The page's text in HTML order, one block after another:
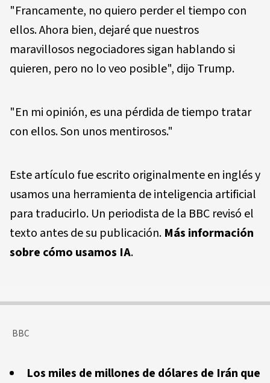
"Francamente, no quiero perder el tiempo con
ellos. Ahora bien, dejaré que nuestros
maravillosos negociadores sigan hablando si
quieren, pero no lo veo posible", dijo Trump.
"En mi opinión, es una pérdida de tiempo tratar
con ellos. Son unos mentirosos."
Este artículo fue escrito originalmente en inglés y
usamos una herramienta de inteligencia artificial
para traducirlo. Un periodista de la BBC revisó el
texto antes de su publicación. Más información
sobre cómo usamos IA.
BBC
Los miles de millones de dólares de Irán que